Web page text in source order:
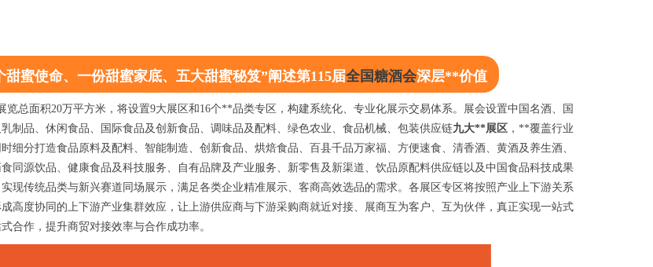
甜蜜使命、一份甜蜜家底、五大甜蜜秘笈”阐述第115届全国糖酒会深层**价值
览总面积20万平方米，将设置9大展区和16个**品类专区，构建系统化、专业化展示交易体系。展会设置中国名酒、国
制品、休闲食品、国际食品及创新食品、调味品及配料、绿色农业、食品机械、包装供应链九大**展区 ，**覆盖行业
细分打造食品原料及配料、智能制造、创新食品、烘焙食品、百县千品万家福、方便速食、清香酒、黄酒及养生酒、
同源饮品、健康食品及科技服务、自有品牌及产业服务、新零售及新渠道、饮品原配料供应链以及中国食品科技成果
实现传统品类与新兴赛道同场展示，满足各类企业精准展示、客商高效选品的需求。各展区专区将按照产业上下游关系
高度协同的上下游产业集群效应，让上游供应商与下游采购商就近对接、展商互为客户、互为伙伴，真正实现一站式
合作，提升商贸对接效率与合作成功率。